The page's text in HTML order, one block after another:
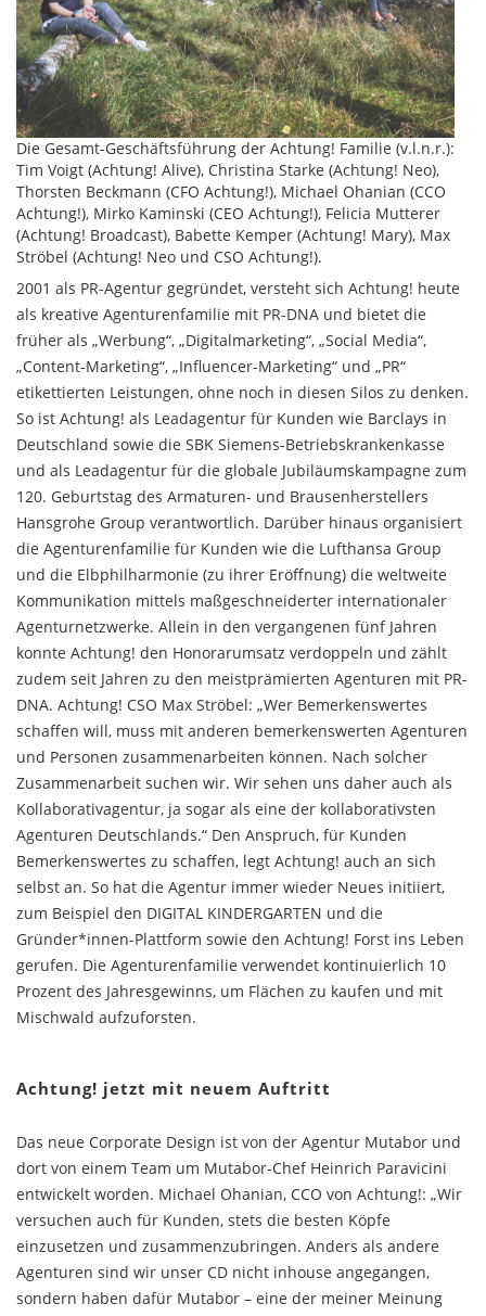
Die Gesamt-Geschäftsführung der Achtung! Familie (v.l.n.r.):
Tim Voigt (Achtung! Alive), Christina Starke (Achtung! Neo),
Thorsten Beckmann (CFO Achtung!), Michael Ohanian (CCO
Achtung!), Mirko Kaminski (CEO Achtung!), Felicia Mutterer
(Achtung! Broadcast), Babette Kemper (Achtung! Mary), Max
Ströbel (Achtung! Neo und CSO Achtung!).
2001 als PR-Agentur gegründet, versteht sich Achtung! heute
als kreative Agenturenfamilie mit PR-DNA und bietet die
früher als „Werbung“, „Digitalmarketing“, „Social Media“,
„Content-Marketing“, „Influencer-Marketing“ und „PR“
etikettierten Leistungen, ohne noch in diesen Silos zu denken.
So ist Achtung! als Leadagentur für Kunden wie Barclays in
Deutschland sowie die SBK Siemens-Betriebskrankenkasse
und als Leadagentur für die globale Jubiläumskampagne zum
120. Geburtstag des Armaturen- und Brausenherstellers
Hansgrohe Group verantwortlich. Darüber hinaus organisiert
die Agenturenfamilie für Kunden wie die Lufthansa Group
und die Elbphilharmonie (zu ihrer Eröffnung) die weltweite
Kommunikation mittels maßgeschneiderter internationaler
Agenturnetzwerke. Allein in den vergangenen fünf Jahren
konnte Achtung! den Honorarumsatz verdoppeln und zählt
zudem seit Jahren zu den meistprämierten Agenturen mit PR-
DNA. Achtung! CSO Max Ströbel: „Wer Bemerkenswertes
schaffen will, muss mit anderen bemerkenswerten Agenturen
und Personen zusammenarbeiten können. Nach solcher
Zusammenarbeit suchen wir. Wir sehen uns daher auch als
Kollaborativagentur, ja sogar als eine der kollaborativsten
Agenturen Deutschlands.“ Den Anspruch, für Kunden
Bemerkenswertes zu schaffen, legt Achtung! auch an sich
selbst an. So hat die Agentur immer wieder Neues initiiert,
zum Beispiel den DIGITAL KINDERGARTEN und die
Gründer*innen-Plattform sowie den Achtung! Forst ins Leben
gerufen. Die Agenturenfamilie verwendet kontinuierlich 10
Prozent des Jahresgewinns, um Flächen zu kaufen und mit
Mischwald aufzuforsten.
Achtung! jetzt mit neuem Auftritt
Das neue Corporate Design ist von der Agentur Mutabor und
dort von einem Team um Mutabor-Chef Heinrich Paravicini
entwickelt worden. Michael Ohanian, CCO von Achtung!: „Wir
versuchen auch für Kunden, stets die besten Köpfe
einzusetzen und zusammenzubringen. Anders als andere
Agenturen sind wir unser CD nicht inhouse angegangen,
sondern haben dafür Mutabor – eine der meiner Meinung